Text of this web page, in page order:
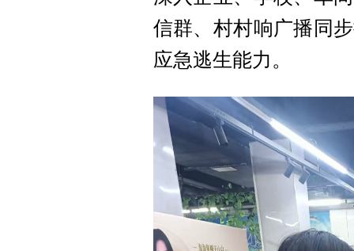
信群、村村响广播同
应急逃生能力。